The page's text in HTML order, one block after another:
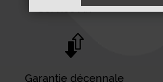
Service A.V
Garantie décennale